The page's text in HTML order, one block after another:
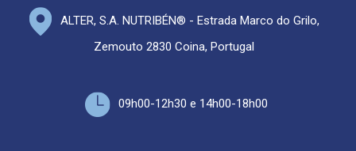
ALTER, S.A. NUTRIBÉN® - Estrada Marco do Grilo,
Zemouto 2830 Coina, Portugal
09h00-12h30 e 14h00-18h00